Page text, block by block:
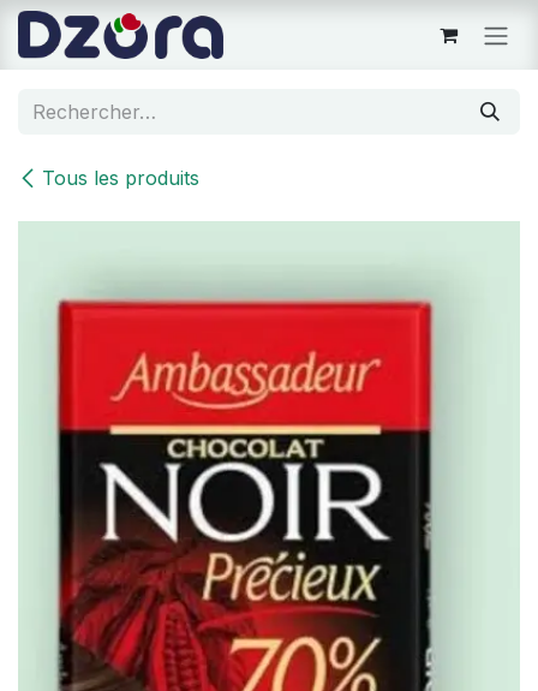
Se rendre au contenu
Tous les produits